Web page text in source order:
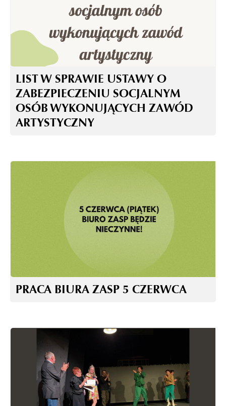
LIST W SPRAWIE USTAWY O
ZABEZPIECZENIU SOCJALNYM
OSÓB WYKONUJĄCYCH ZAWÓD
ARTYSTYCZNY
PRACA BIURA ZASP 5 CZERWCA